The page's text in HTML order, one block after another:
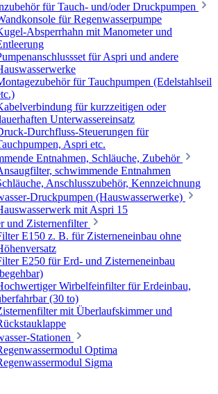
für Tauch- und/oder Druckpumpen
für Regenwasserpumpe
Absperrhahn mit Manometer und
für Aspri und andere
für Tauchpumpen (Edelstahlseil
für kurzzeitigen oder
Unterwassereinsatz
Durchfluss-Steuerungen für
Aspri etc.
Entnahmen, Schläuche, Zubehör
schwimmende Entnahmen
Anschlusszubehör, Kennzeichnung
Druckpumpen (Hauswasserwerke)
mit Aspri 15
und Zisternenfilter
E150 z. B. für Zisterneneinbau ohne
E250 für Erd- und Zisterneneinbau
Wirbelfeinfilter für Erdeinbau,
(30 to)
mit Überlaufskimmer und
Stationen
Optima
Sigma